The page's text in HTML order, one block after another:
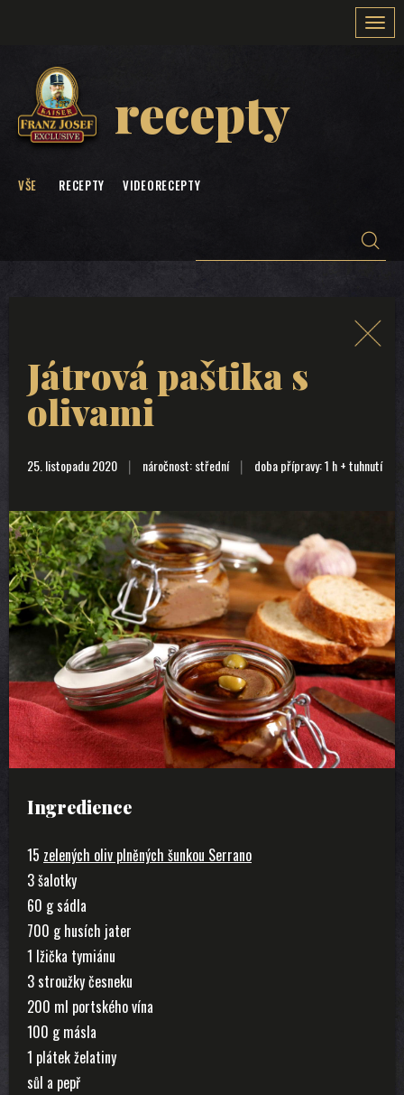
recepty
VŠE RECEPTY VIDEORECEPTY
Játrová paštika s
olivami
25. listopadu 2020 náročnost: střední doba přípravy: 1 h + tuhnutí
Ingredience
15 zelených oliv plněných šunkou Serrano
3 šalotky
60 g sádla
700 g husích jater
1 lžička tymiánu
3 stroužky česneku
200 ml portského vína
100 g másla
1 plátek želatiny
sůl a pepř